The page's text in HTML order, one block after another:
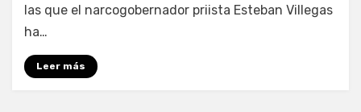
las que el narcogobernador priista Esteban Villegas
ha…
Leer más